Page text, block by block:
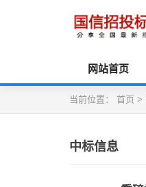
网站首页
当前位置： 首页 >
中标信息